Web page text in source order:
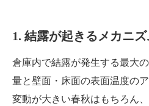
1. 結露が起きるメカニズ
倉庫内で結露が発生する最大
量と壁面・床面の表面温度の
変動が大きい春秋はもちろん